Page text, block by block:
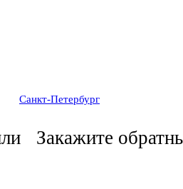
Санкт-Петербург
Закажите